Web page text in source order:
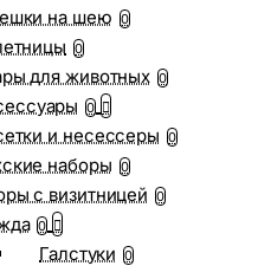
на шею 0
0
для животных 0
0
и несессеры 0
наборы 0
с визитницей 0
0
Галстуки 0